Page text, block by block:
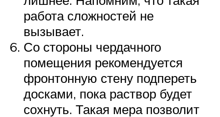
работа сложностей не
вызывает.
Со стороны чердачного
помещения рекомендуется
фронтонную стену подпереть
досками, пока раствор будет
сохнуть. Такая мера позволит